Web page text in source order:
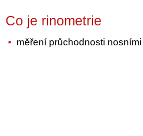
Co je rinometrie
měření průchodnosti